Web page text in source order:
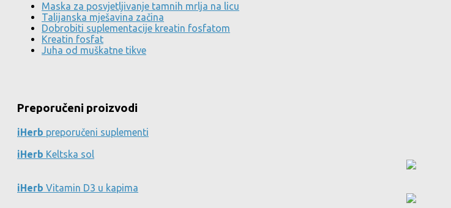
Maska za posvjetljivanje tamnih mrlja na licu
Talijanska mješavina začina
Dobrobiti suplementacije kreatin fosfatom
Kreatin fosfat
Juha od muškatne tikve
Preporučeni proizvodi
iHerb preporučeni suplementi
iHerb Keltska sol
iHerb Vitamin D3 u kapima